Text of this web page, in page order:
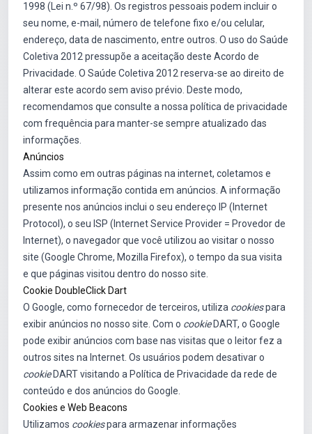
1998 (Lei n.º 67/98). Os registros pessoais podem incluir o
seu nome, e-mail, número de telefone fixo e/ou celular,
endereço, data de nascimento, entre outros. O uso do Saúde
Coletiva 2012 pressupõe a aceitação deste Acordo de
Privacidade. O Saúde Coletiva 2012 reserva-se ao direito de
alterar este acordo sem aviso prévio. Deste modo,
recomendamos que consulte a nossa política de privacidade
com frequência para manter-se sempre atualizado das
informações.
Anúncios
Assim como em outras páginas na internet, coletamos e
utilizamos informação contida em anúncios. A informação
presente nos anúncios inclui o seu endereço IP (Internet
Protocol), o seu ISP (Internet Service Provider = Provedor de
Internet), o navegador que você utilizou ao visitar o nosso
site (Google Chrome, Mozilla Firefox), o tempo da sua visita
e que páginas visitou dentro do nosso site.
Cookie DoubleClick Dart
O Google, como fornecedor de terceiros, utiliza cookiespara
exibir anúncios no nosso site. Com o cookieDART, o Google
pode exibir anúncios com base nas visitas que o leitor fez a
outros sites na Internet. Os usuários podem desativar o
cookieDART visitando a Política de Privacidade da rede de
conteúdo e dos anúncios do Google.
Cookies e Web Beacons
Utilizamos cookiespara armazenar informações